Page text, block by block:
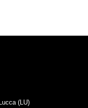
(LU)